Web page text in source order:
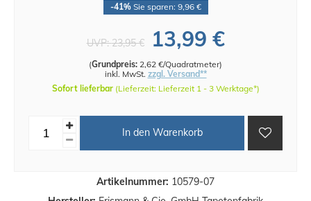
Artikelnummer: 10579-07
-41%Sie sparen: 9,96 €
UVP:23,95 € 13,99 €
(Grundpreis: 2,62 €/Quadratmeter)
inkl. MwSt. zzgl. Versand**
Sofort lieferbar (Lieferzeit: Lieferzeit 1 - 3 Werktage*)
In den Warenkorb